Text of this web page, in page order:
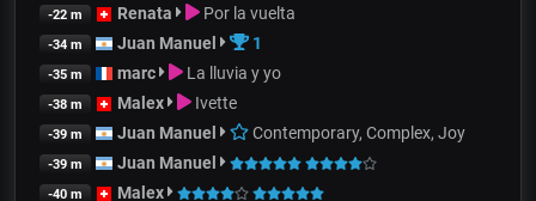
-22 m Renata Por la vuelta
-34 m Juan Manuel 1
-35 m marc La lluvia y yo
-38 m Malex Ivette
-39 m Juan Manuel Contemporary, Complex, Joy
-39 m Juan Manuel
-40 m Malex